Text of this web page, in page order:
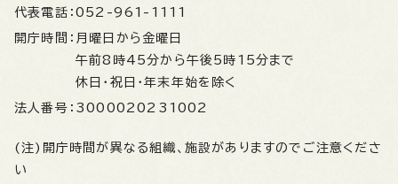
代表電話： 052-961-1111
開庁時間： 月曜日から金曜日
午前8時45分から午後5時15分まで
休日・祝日・年末年始を除く
法人番号： 3000020231002
(注)開庁時間が異なる組織、施設がありますのでご注意くださ
い